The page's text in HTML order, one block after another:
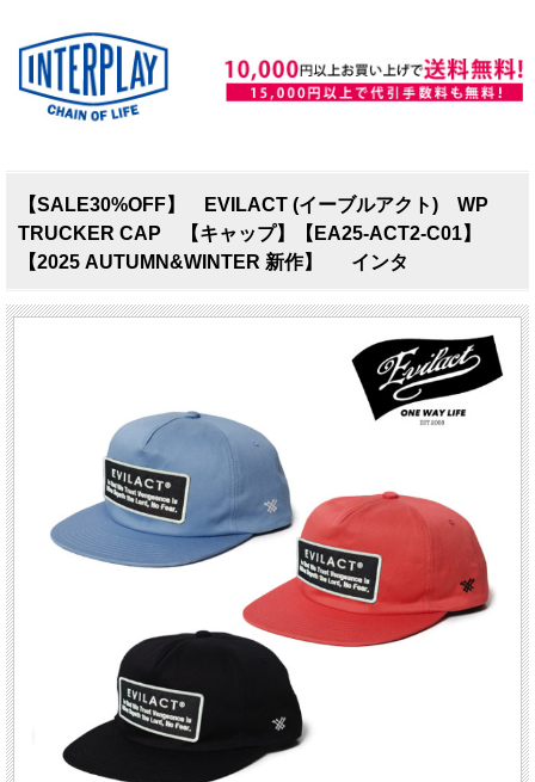
【SALE30%OFF】 EVILACT (イーブルアクト) WP
TRUCKER CAP 【キャップ】【EA25-ACT2-C01】
【2025 AUTUMN&WINTER 新作】 インタ